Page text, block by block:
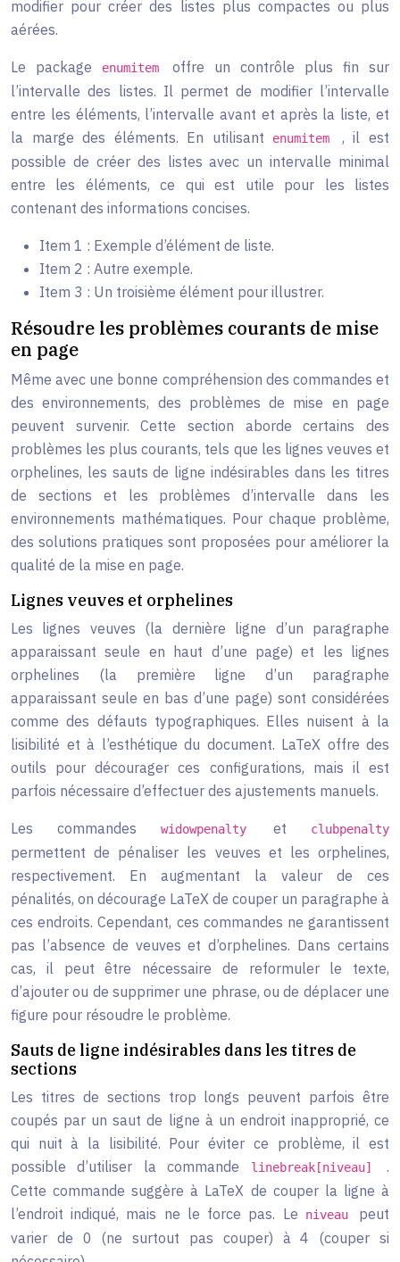
modifier pour créer des listes plus compactes ou plus
aérées.
Le package enumitem offre un contrôle plus fin sur
l’intervalle des listes. Il permet de modifier l’intervalle
entre les éléments, l’intervalle avant et après la liste, et
la marge des éléments. En utilisant
enumitem , il est
possible de créer des listes avec un intervalle minimal
entre les éléments, ce qui est utile pour les listes
contenant des informations concises.
Item 1 : Exemple d’élément de liste.
Item 2 : Autre exemple.
Item 3 : Un troisième élément pour illustrer.
Résoudre les problèmes courants de mise
en page
Même avec une bonne compréhension des commandes et
des environnements, des problèmes de mise en page
peuvent survenir. Cette section aborde certains des
problèmes les plus courants, tels que les lignes veuves et
orphelines, les sauts de ligne indésirables dans les titres
de sections et les problèmes d’intervalle dans les
environnements mathématiques. Pour chaque problème,
des solutions pratiques sont proposées pour améliorer la
qualité de la mise en page.
Lignes veuves et orphelines
Les lignes veuves (la dernière ligne d’un paragraphe
apparaissant seule en haut d’une page) et les lignes
orphelines (la première ligne d’un paragraphe
apparaissant seule en bas d’une page) sont considérées
comme des défauts typographiques. Elles nuisent à la
lisibilité et à l’esthétique du document. LaTeX offre des
outils pour décourager ces configurations, mais il est
parfois nécessaire d’effectuer des ajustements manuels.
Les commandes widowpenaltyet clubpenalty
permettent de pénaliser les veuves et les orphelines,
respectivement. En augmentant la valeur de ces
pénalités, on décourage LaTeX de couper un paragraphe à
ces endroits. Cependant, ces commandes ne garantissent
pas l’absence de veuves et d’orphelines. Dans certains
cas, il peut être nécessaire de reformuler le texte,
d’ajouter ou de supprimer une phrase, ou de déplacer une
figure pour résoudre le problème.
Sauts de ligne indésirables dans les titres de
sections
Les titres de sections trop longs peuvent parfois être
coupés par un saut de ligne à un endroit inapproprié, ce
qui nuit à la lisibilité. Pour éviter ce problème, il est
possible d’utiliser la commande
linebreak[niveau].
Cette commande suggère à LaTeX de couper la ligne à
l’endroit indiqué, mais ne le force pas. Le
niveau peut
varier de 0 (ne surtout pas couper) à 4 (couper si